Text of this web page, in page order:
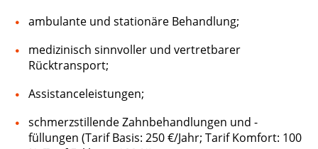
ambulante und stationäre Behandlung;
medizinisch sinnvoller und vertretbarer
Rücktransport;
Assistanceleistungen;
schmerzstillende Zahnbehandlungen und -
füllungen (Tarif Basis: 250 €/Jahr; Tarif Komfort: 100